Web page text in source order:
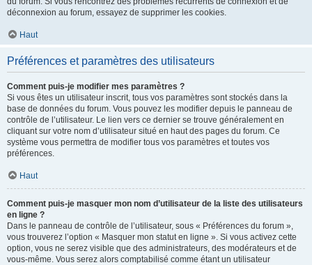
déconnexion au forum, essayez de supprimer les cookies.
Haut
Préférences et paramètres des utilisateurs
Comment puis-je modifier mes paramètres ?
Si vous êtes un utilisateur inscrit, tous vos paramètres sont stockés dans la
base de données du forum. Vous pouvez les modifier depuis le panneau de
contrôle de l’utilisateur. Le lien vers ce dernier se trouve généralement en
cliquant sur votre nom d’utilisateur situé en haut des pages du forum. Ce
système vous permettra de modifier tous vos paramètres et toutes vos
préférences.
Haut
Comment puis-je masquer mon nom d’utilisateur de la liste des utilisateurs
en ligne ?
Dans le panneau de contrôle de l’utilisateur, sous « Préférences du forum »,
vous trouverez l’option « Masquer mon statut en ligne ». Si vous activez cette
option, vous ne serez visible que des administrateurs, des modérateurs et de
vous-même. Vous serez alors comptabilisé comme étant un utilisateur